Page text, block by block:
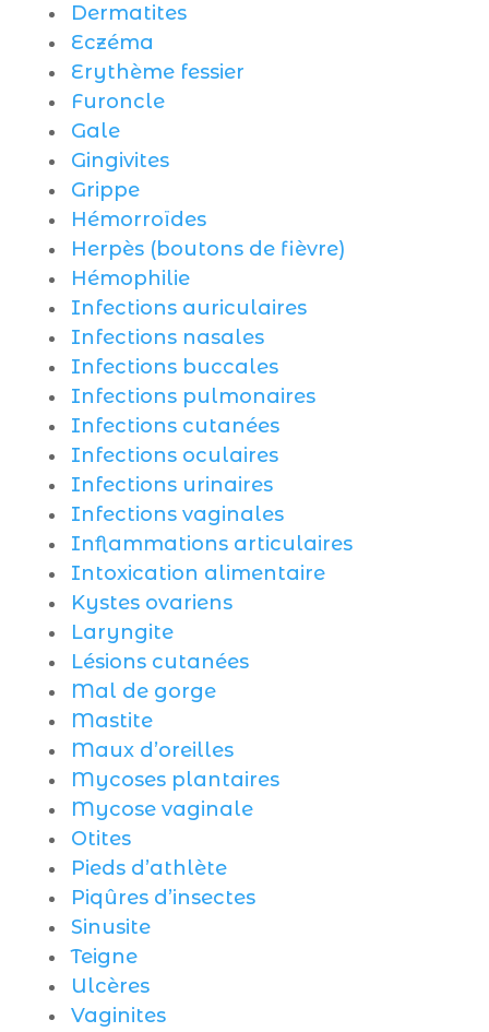
Dermatites
Eczéma
Erythème fessier
Furoncle
Gale
Gingivites
Grippe
Hémorroïdes
Herpès (boutons de fièvre)
Hémophilie
Infections auriculaires
Infections nasales
Infections buccales
Infections pulmonaires
Infections cutanées
Infections oculaires
Infections urinaires
Infections vaginales
Inflammations articulaires
Intoxication alimentaire
Kystes ovariens
Laryngite
Lésions cutanées
Mal de gorge
Mastite
Maux d’oreilles
Mycoses plantaires
Mycose vaginale
Otites
Pieds d’athlète
Piqûres d’insectes
Sinusite
Teigne
Ulcères
Vaginites